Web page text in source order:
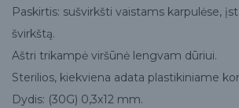
Paskirtis: sušvirkšti vaistams karpulėse,
švirkštą.
Aštri trikampė viršūnė lengvam dūriui.
Sterilios, kiekviena adata plastikiniame
Dydis: (30G) 0,3x12 mm.